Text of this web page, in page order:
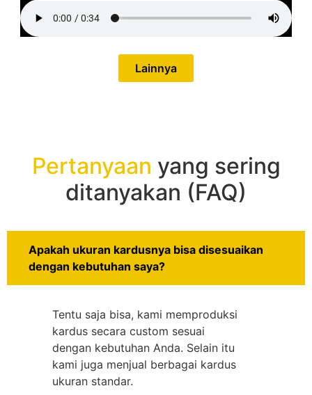
Lainnya
Pertanyaan yang sering
ditanyakan (FAQ)
Apakah ukuran kardusnya bisa disesuaikan
dengan kebutuhan saya?
Tentu saja bisa, kami memproduksi
kardus secara custom sesuai
dengan kebutuhan Anda. Selain itu
kami juga menjual berbagai kardus
ukuran standar.